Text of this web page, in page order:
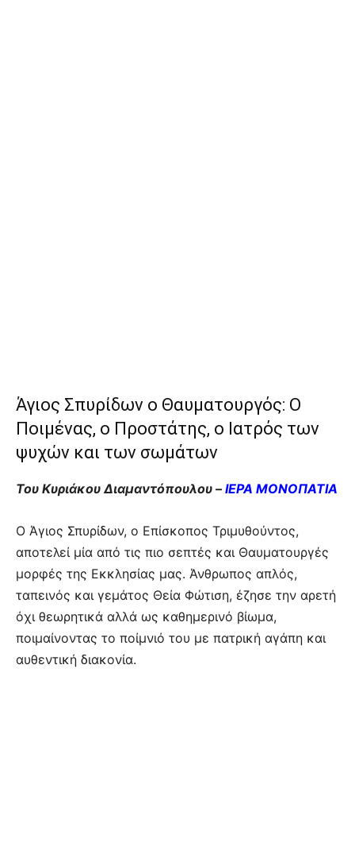
Άγιος Σπυρίδων ο Θαυματουργός: Ο
Ποιμένας, ο Προστάτης, ο Ιατρός των
ψυχών και των σωμάτων
Του Κυριάκου Διαμαντόπουλου –ΙΕΡΑ ΜΟΝΟΠΑΤΙΑ
Ο Άγιος Σπυρίδων, ο Επίσκοπος Τριμυθούντος,
αποτελεί μία από τις πιο σεπτές και Θαυματουργές
μορφές της Εκκλησίας μας. Άνθρωπος απλός,
ταπεινός και γεμάτος Θεία Φώτιση, έζησε την αρετή
όχι θεωρητικά αλλά ως καθημερινό βίωμα,
ποιμαίνοντας το ποίμνιό του με πατρική αγάπη και
αυθεντική διακονία.